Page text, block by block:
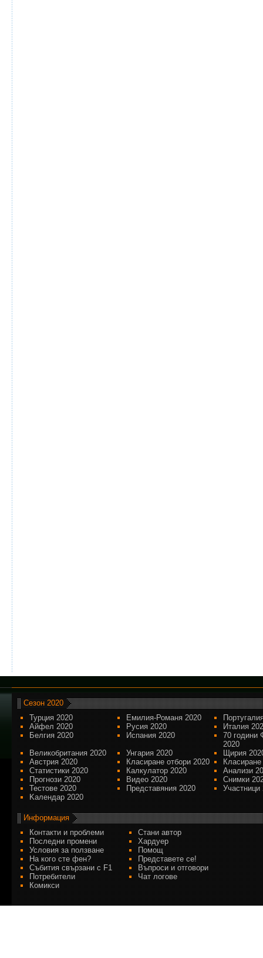
Сезон 2020
Турция 2020
Емилия-Романя 2020
Айфел 2020
Русия 2020
Италия
Белгия 2020
Испания 2020
70 години
2020
Великобритания 2020
Унгария 2020
Щирия
Австрия 2020
Класиране отбори 2020
Статистики 2020
Калкулатор 2020
Анализи
Прогнози 2020
Видео 2020
Снимки
Тестове 2020
Представяния 2020
Участници
Kалендар 2020
Информация
Контакти и проблеми
Стани автор
Последни промени
Хардуер
Условия за ползване
Помощ
На кого сте фен?
Представете се!
Събития свързани с F1
Въпроси и отговори
Потребители
Чат логове
Комикси